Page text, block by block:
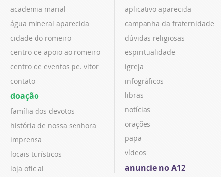
academia marial
água mineral aparecida
cidade do romeiro
centro de apoio ao romeiro
centro de eventos pe. vitor
contato
doação
família dos devotos
história de nossa senhora
imprensa
locais turísticos
loja oficial
aplicativo aparecida
campanha da fraternidade
dúvidas religiosas
espiritualidade
igreja
infográficos
libras
notícias
orações
papa
vídeos
anuncie no A12